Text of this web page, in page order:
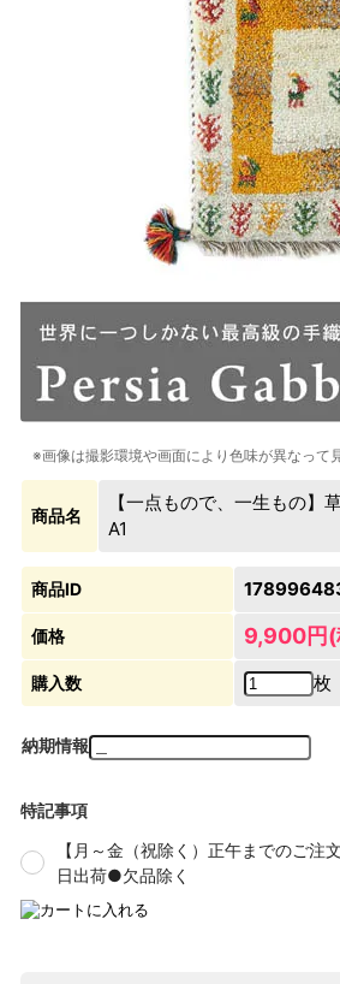
※画像は撮影環境や画面により色味が異なって
商品名
【一点もので、一生もの
A1
商品ID
価格 9,900円(
購入数 枚
納期情報
特記事項
【月～金（祝除く）正午までのご注
日出荷●欠品除く